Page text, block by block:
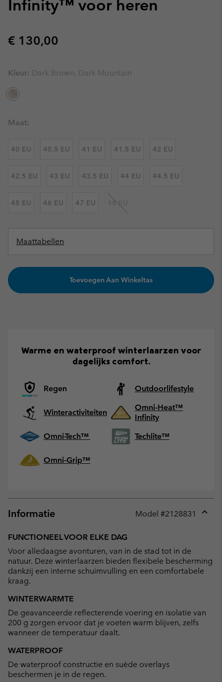
Infinity™ voor heren
Regular price:
€ 130,00
Kleur: Dark Brown, Dark Mountain
Maat:
40 EU 40.5 EU 41 EU 41.5 EU 42 EU
42.5 EU 43 EU 43.5 EU 44 EU 44.5 EU
45 EU 46 EU 47 EU 48 EU
Maattabellen
Toevoegen Aan Winkeltas
Warme en waterproof winterlaarzen voor
dagelijks comfort.
Regen Outdoorlifestyle
Winteractiviteiten
Omni-Heat™
Infinity
Omni-Tech™
Techlite™
Omni-Grip™
Informatie Model #2128831
FUNCTIONEEL VOOR ELKE DAG
Voor alledaagse avonturen, van in de stad tot in de
natuur. Deze winterlaarzen bieden flexibele bescherming
dankzij een interne schuimvulling en een comfortabele
kraag.
WINTERWARMTE
De geavanceerde reflecterende voering en isolatie van
200 g zorgen ervoor dat je voeten warm blijven, zelfs
wanneer de temperatuur daalt.
WATERPROOF
De waterproof constructie en suède overlays
beschermen je in de regen.